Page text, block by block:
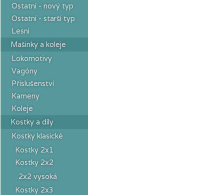
Ostatní - nový typ
Ostatní - starší typ
Lesní
Mašinky a koleje
Lokomotivy
Vagóny
Příslušenství
Kameny
Koleje
Kostky a díly
Kostky klasické
Kostky 2x1
Kostky 2x2
2x2 vysoká
Kostky 2x3